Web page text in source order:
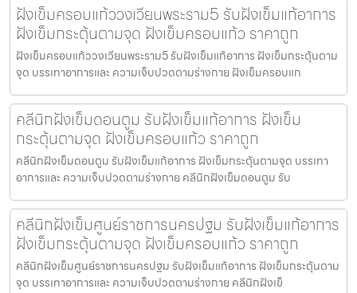
ฝังเข็มครอบแก้ววงเวียนพระราม5 รับฝังเข็มแก้อาการ
ฝังเข็มกระตุ้นตามจุด ฝังเข็มครอบแก้ว ราคาถูก
ฝังเข็มครอบแก้ววงเวียนพระราม5 รับฝังเข็มแก้อาการ ฝังเข็มกระตุ้นตาม
จุด บรรเทาอาการและ ความเจ็บปวดตามร่างกาย ฝังเข็มครอบแก
คลีนิกฝังเข็มดอนตูม รับฝังเข็มแก้อาการ ฝังเข็ม
กระตุ้นตามจุด ฝังเข็มครอบแก้ว ราคาถูก
คลีนิกฝังเข็มดอนตูม รับฝังเข็มแก้อาการ ฝังเข็มกระตุ้นตามจุด บรรเทา
อาการและ ความเจ็บปวดตามร่างกาย คลีนิกฝังเข็มดอนตูม รับ
คลีนิกฝังเข็มศูนย์ราชการนครปฐม รับฝังเข็มแก้อาการ
ฝังเข็มกระตุ้นตามจุด ฝังเข็มครอบแก้ว ราคาถูก
คลีนิกฝังเข็มศูนย์ราชการนครปฐม รับฝังเข็มแก้อาการ ฝังเข็มกระตุ้นตาม
จุด บรรเทาอาการและ ความเจ็บปวดตามร่างกาย คลีนิกฝังเข็